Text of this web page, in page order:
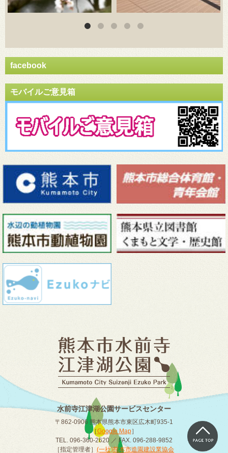
facebook
モバイルご意見箱
水前寺江津湖公園サービスセンター
〒862-0906 熊本県熊本市東区広木町935-1
［Google Map］
TEL. 096-360-2620 ／ FAX. 096-288-9852
［指定管理者］ (一社)熊本市造園建設業協会